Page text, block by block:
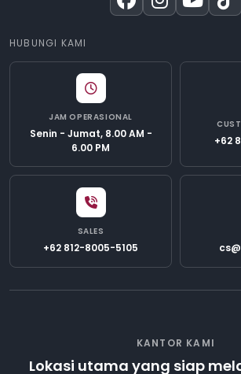
HUBUNGI KAMI
JAM OPERASIONAL
Senin - Jumat, 8.00 AM -
6.00 PM
+62
SALES
+62 812-8005-5105
KANTOR KAMI
Lokasi utama yang siap